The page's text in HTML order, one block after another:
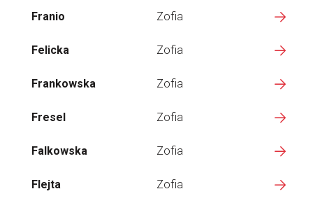
Franio Zofia
Felicka Zofia
Frankowska Zofia
Fresel Zofia
Falkowska Zofia
Flejta Zofia